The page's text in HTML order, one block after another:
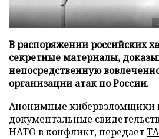
В распоряжении российских
секретные материалы,
непосредственную
организации атак по России.
Анонимные кибервзломщики
документальные
НАТО в конфликт, передает